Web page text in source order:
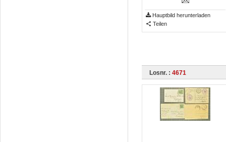
Hauptbild herunterladen
Teilen
Losnr. : 4671